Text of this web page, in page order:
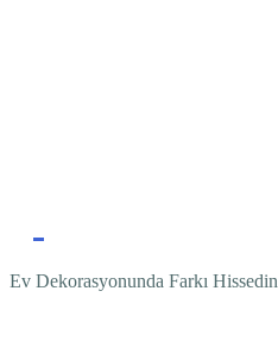
Ev Dekorasyonunda Farkı Hissedin